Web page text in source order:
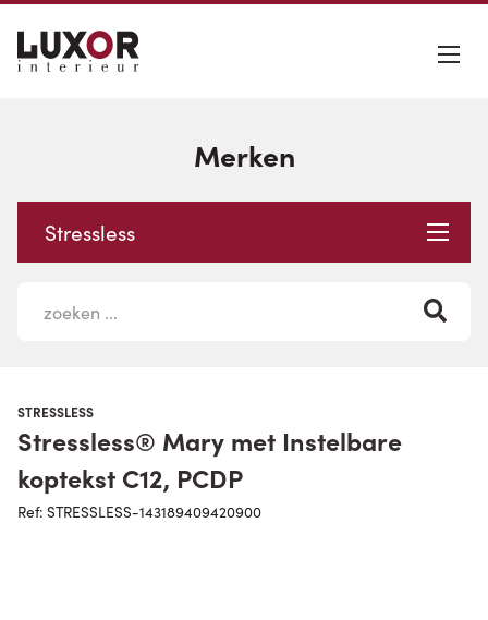
Merken
Stressless
STRESSLESS
Stressless® Mary met Instelbare
koptekst C12, PCDP
Ref: STRESSLESS-143189409420900